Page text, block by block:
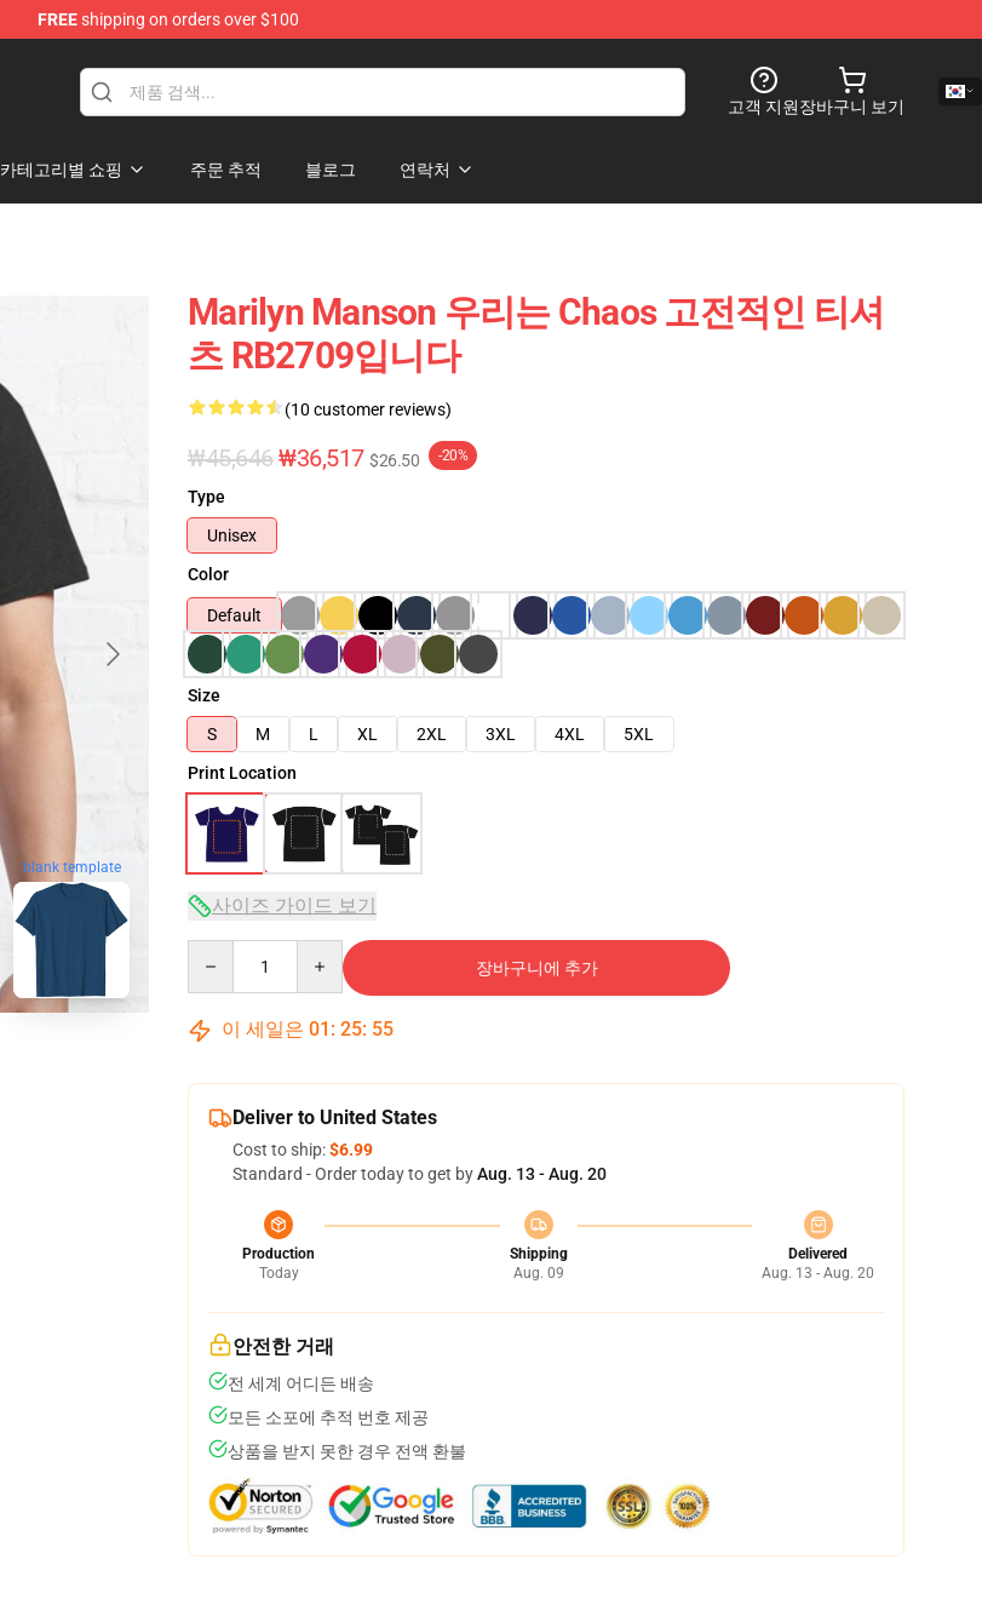
FREEshipping on orders over $100
고객 지원장바구니 보기
카테고리별 쇼핑 주문 추적 블로그 연락처
blank template
Marilyn Manson 우리는 Chaos 고전적인 티셔
츠 RB2709입니다
(10 customer reviews)
₩45,646₩36,517 $26.50 -20%
Type
Unisex
Color
Default
Size
S
M L XL 2XL 3XL 4XL
5XL
Print Location
사이즈 가이드 보기
장바구니에 추가
이 세일은 01 : 25: 54
Deliver to United States
Cost to ship:$6.99
Standard - Order today to get byAug. 13 - Aug. 20
Production
Today
Shipping
Aug. 09
Delivered
Aug. 13 - Aug. 20
안전한 거래
전 세계 어디든 배송
모든 소포에 추적 번호 제공
상품을 받지 못한 경우 전액 환불